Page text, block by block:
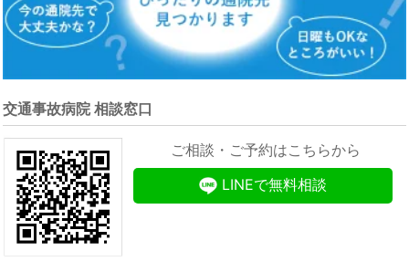
交通事故病院 相談窓口
ご相談・ご予約はこちらから
LINEで無料相談